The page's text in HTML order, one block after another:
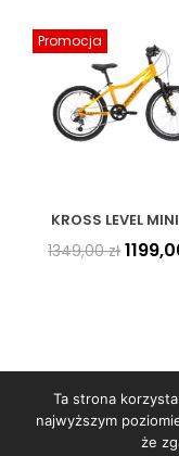
Promocja
KROSS LEVEL
1349,00zł
Copyright ©
Ta strona
najwyższym
że